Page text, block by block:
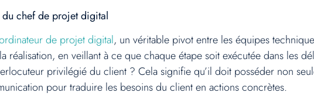
chef de projet digital
de projet digital, un véritable pivot entre les équipes
en veillant à ce que chaque étape soit exécutée dans les
privilégié du client ? Cela signifie qu’il doit posséder non
pour traduire les besoins du client en actions concrètes.